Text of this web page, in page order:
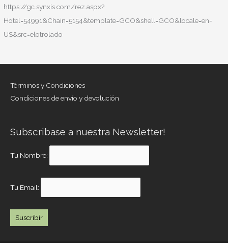
https://gc.synxis.com/rez.aspx?
Hotel=54991&Chain=5154&template=GCO&shell=GCO&locale=en-
US&src=elotrolado
Términos y Condiciones
Condiciones de envío y devolución
Subscribase a nuestra Newsletter!
Tu Nombre:
Tu Email: